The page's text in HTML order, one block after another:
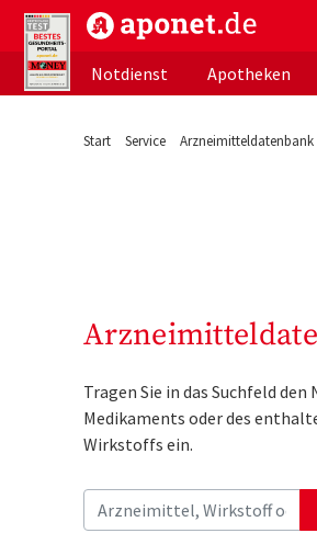
aponet.de - Das offizielle
Notdienst
Apotheken
Start Service Arzneimitteldatenbank
Tragen Sie in das Suchfeld den
Medikaments oder des
Wirkstoffs ein.